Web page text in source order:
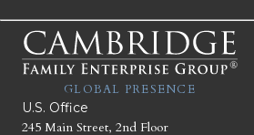
GLOBAL PRESENCE
U.S. Office
245 Main Street, 2nd Floor